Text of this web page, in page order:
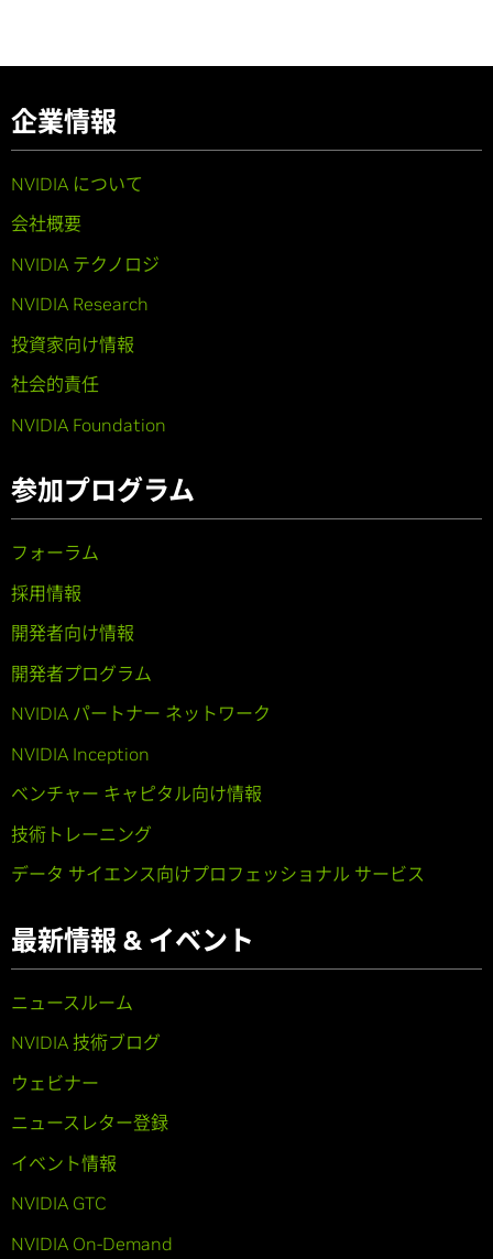
企業情報
NVIDIA について
会社概要
NVIDIA テクノロジ
NVIDIA Research
投資家向け情報
社会的責任
NVIDIA Foundation
参加プログラム
フォーラム
採用情報
開発者向け情報
開発者プログラム
NVIDIA パートナー ネットワーク
NVIDIA Inception
ベンチャー キャピタル向け情報
技術トレーニング
データ サイエンス向けプロフェッショナル サービス
最新情報 & イベント
ニュースルーム
NVIDIA 技術ブログ
ウェビナー
ニュースレター登録
イベント情報
NVIDIA GTC
NVIDIA On-Demand